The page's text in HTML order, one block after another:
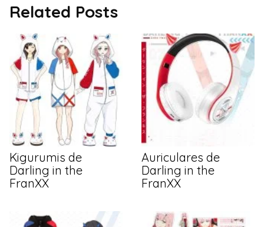
Related Posts
Kigurumis de
Darling in the
FranXX
Auriculares de
Darling in the
FranXX